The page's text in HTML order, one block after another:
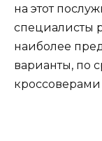
на этот
специалисты
наиболее
варианты, по
кроссоверами